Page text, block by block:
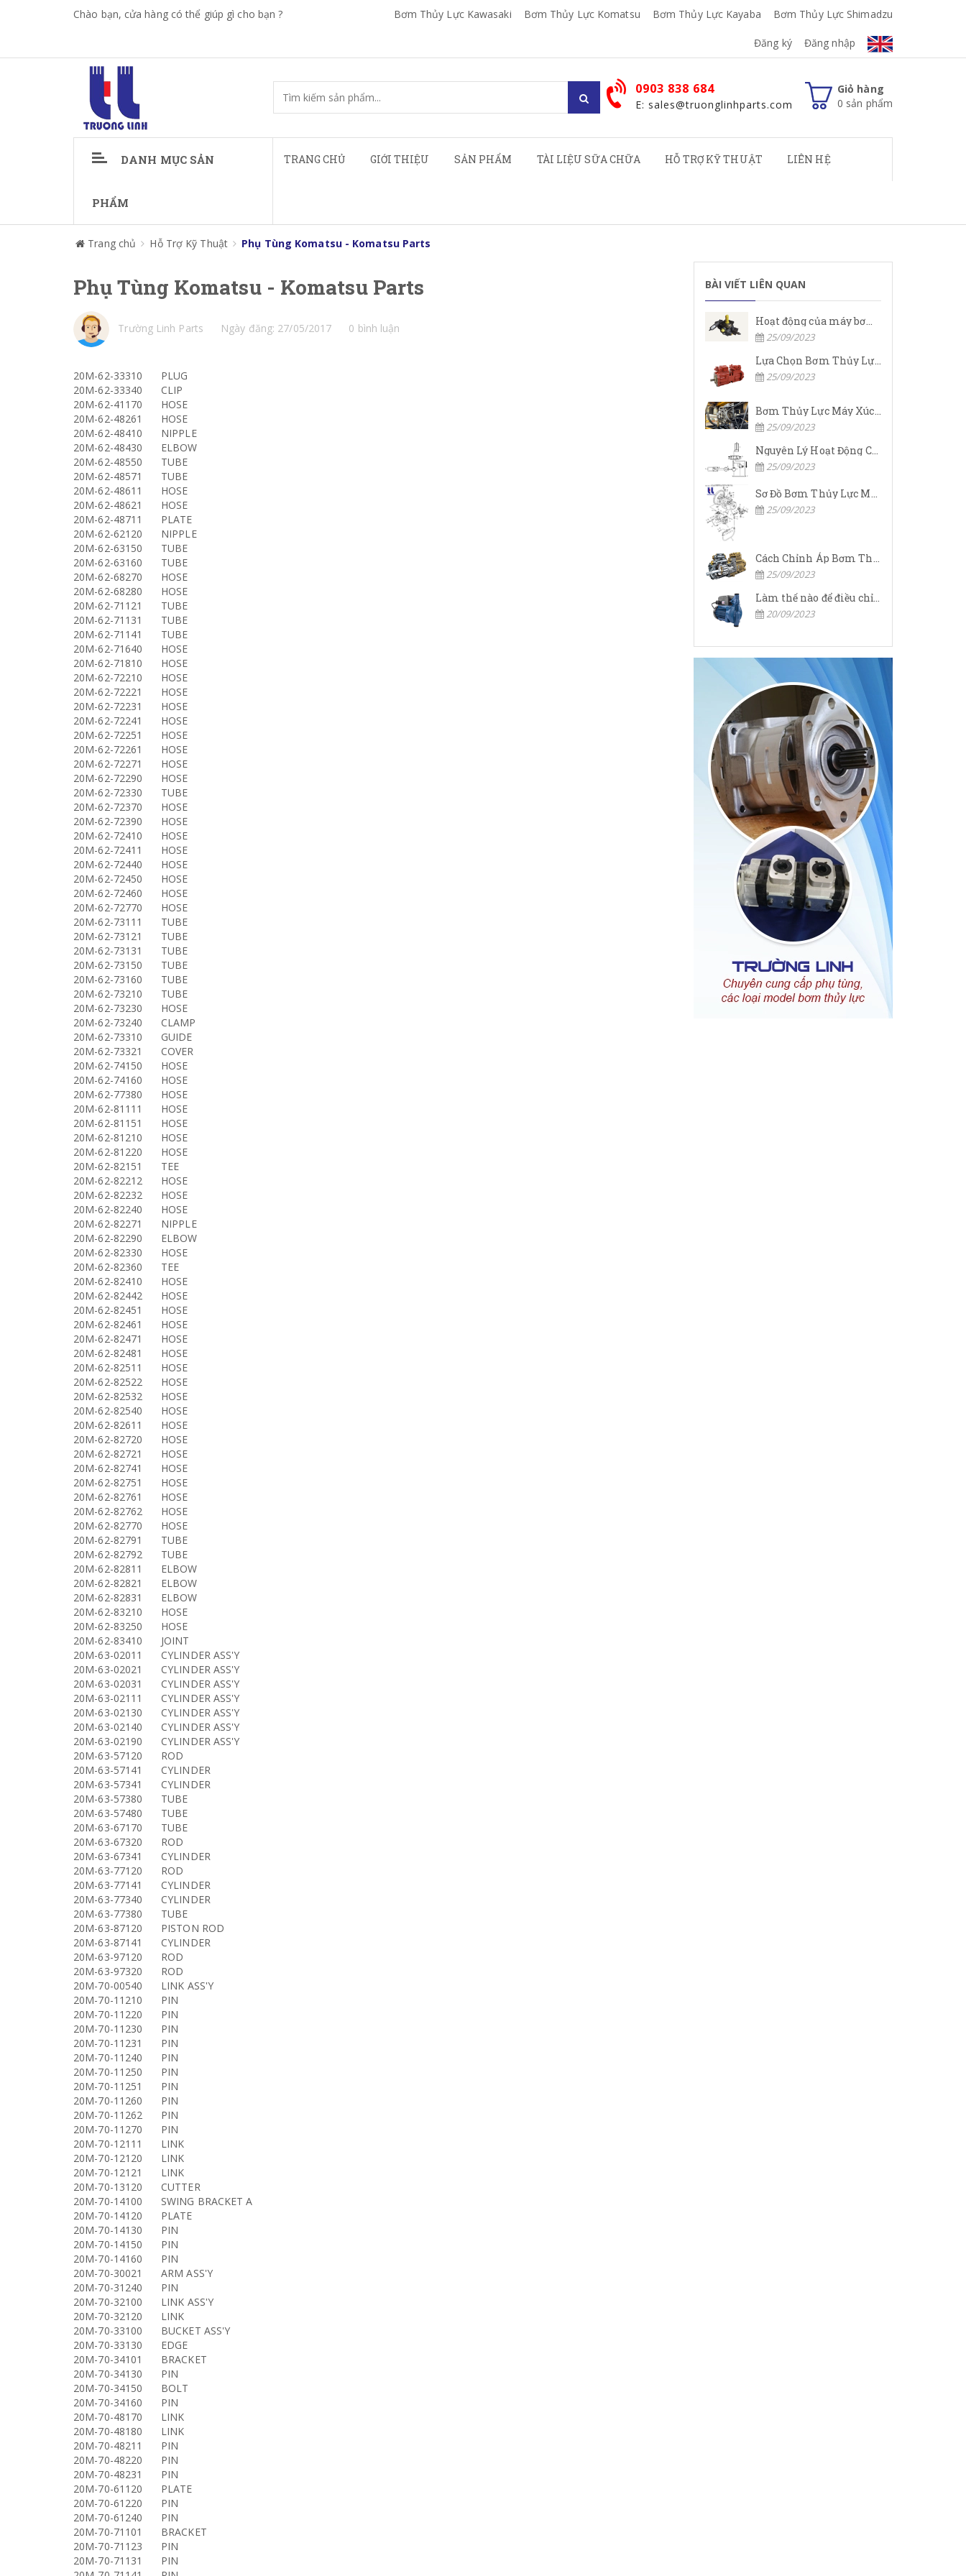
Chào bạn, cửa hàng có thể giúp gì cho bạn ? Bơm Thủy Lực Kawasaki Bơm Thủy Lực Komatsu Bơm Thủy Lực Kayaba Bơm Thủy Lực Shimadzu
Đăng ký Đăng nhập
Giỏ hàng
0 sản phẩm
0903 838 684
E: sales@truonglinhparts.com
DANH MỤC SẢN
PHẨM
TRANG CHỦ GIỚI THIỆU SẢN PHẨM TÀI LIỆU SỮA CHỮA HỖ TRỢ KỸ THUẬT LIÊN HỆ
Trang chủ Hỗ Trợ Kỹ Thuật Phụ Tùng Komatsu - Komatsu Parts
Phụ Tùng Komatsu - Komatsu Parts
Trường Linh Parts Ngày đăng: 27/05/2017 0 bình luận
20M-62-33310
PLUG
20M-62-33340
CLIP
20M-62-41170
HOSE
20M-62-48261
HOSE
20M-62-48410
NIPPLE
20M-62-48430
ELBOW
20M-62-48550
TUBE
20M-62-48571
TUBE
20M-62-48611
HOSE
20M-62-48621
HOSE
20M-62-48711
PLATE
20M-62-62120
NIPPLE
20M-62-63150
TUBE
20M-62-63160
TUBE
20M-62-68270
HOSE
20M-62-68280
HOSE
20M-62-71121
TUBE
20M-62-71131
TUBE
20M-62-71141
TUBE
20M-62-71640
HOSE
20M-62-71810
HOSE
20M-62-72210
HOSE
20M-62-72221
HOSE
20M-62-72231
HOSE
20M-62-72241
HOSE
20M-62-72251
HOSE
20M-62-72261
HOSE
20M-62-72271
HOSE
20M-62-72290
HOSE
20M-62-72330
TUBE
20M-62-72370
HOSE
20M-62-72390
HOSE
20M-62-72410
HOSE
20M-62-72411
HOSE
20M-62-72440
HOSE
20M-62-72450
HOSE
20M-62-72460
HOSE
20M-62-72770
HOSE
20M-62-73111
TUBE
20M-62-73121
TUBE
20M-62-73131
TUBE
20M-62-73150
TUBE
20M-62-73160
TUBE
20M-62-73210
TUBE
20M-62-73230
HOSE
20M-62-73240
CLAMP
20M-62-73310
GUIDE
20M-62-73321
COVER
20M-62-74150
HOSE
20M-62-74160
HOSE
20M-62-77380
HOSE
20M-62-81111
HOSE
20M-62-81151
HOSE
20M-62-81210
HOSE
20M-62-81220
HOSE
20M-62-82151
TEE
20M-62-82212
HOSE
20M-62-82232
HOSE
20M-62-82240
HOSE
20M-62-82271
NIPPLE
20M-62-82290
ELBOW
20M-62-82330
HOSE
20M-62-82360
TEE
20M-62-82410
HOSE
20M-62-82442
HOSE
20M-62-82451
HOSE
20M-62-82461
HOSE
20M-62-82471
HOSE
20M-62-82481
HOSE
20M-62-82511
HOSE
20M-62-82522
HOSE
20M-62-82532
HOSE
20M-62-82540
HOSE
20M-62-82611
HOSE
20M-62-82720
HOSE
20M-62-82721
HOSE
20M-62-82741
HOSE
20M-62-82751
HOSE
20M-62-82761
HOSE
20M-62-82762
HOSE
20M-62-82770
HOSE
20M-62-82791
TUBE
20M-62-82792
TUBE
20M-62-82811
ELBOW
20M-62-82821
ELBOW
20M-62-82831
ELBOW
20M-62-83210
HOSE
20M-62-83250
HOSE
20M-62-83410
JOINT
20M-63-02011
CYLINDER ASS'Y
20M-63-02021
CYLINDER ASS'Y
20M-63-02031
CYLINDER ASS'Y
20M-63-02111
CYLINDER ASS'Y
20M-63-02130
CYLINDER ASS'Y
20M-63-02140
CYLINDER ASS'Y
20M-63-02190
CYLINDER ASS'Y
20M-63-57120
ROD
20M-63-57141
CYLINDER
20M-63-57341
CYLINDER
20M-63-57380
TUBE
20M-63-57480
TUBE
20M-63-67170
TUBE
20M-63-67320
ROD
20M-63-67341
CYLINDER
20M-63-77120
ROD
20M-63-77141
CYLINDER
20M-63-77340
CYLINDER
20M-63-77380
TUBE
20M-63-87120
PISTON ROD
20M-63-87141
CYLINDER
20M-63-97120
ROD
20M-63-97320
ROD
20M-70-00540
LINK ASS'Y
20M-70-11210
PIN
20M-70-11220
PIN
20M-70-11230
PIN
20M-70-11231
PIN
20M-70-11240
PIN
20M-70-11250
PIN
20M-70-11251
PIN
20M-70-11260
PIN
20M-70-11262
PIN
20M-70-11270
PIN
20M-70-12111
LINK
20M-70-12120
LINK
20M-70-12121
LINK
20M-70-13120
CUTTER
20M-70-14100
SWING BRACKET A
20M-70-14120
PLATE
20M-70-14130
PIN
20M-70-14150
PIN
20M-70-14160
PIN
20M-70-30021
ARM ASS'Y
20M-70-31240
PIN
20M-70-32100
LINK ASS'Y
20M-70-32120
LINK
20M-70-33100
BUCKET ASS'Y
20M-70-33130
EDGE
20M-70-34101
BRACKET
20M-70-34130
PIN
20M-70-34150
BOLT
20M-70-34160
PIN
20M-70-48170
LINK
20M-70-48180
LINK
20M-70-48211
PIN
20M-70-48220
PIN
20M-70-48231
PIN
20M-70-61120
PLATE
20M-70-61220
PIN
20M-70-61240
PIN
20M-70-71101
BRACKET
20M-70-71123
PIN
20M-70-71131
PIN
BÀI VIẾT LIÊN QUAN
Hoạt động của máy bơm cánh gạt Rexroth
25/09/2023
Lựa Chọn Bơm Thủy Lực Komatsu Đúng
25/09/2023
Bơm Thủy Lực Máy Xúc Komatsu Bị Hỏng: Nguyên Nhân Và Cách Khắc Phục
25/09/2023
Nguyên Lý Hoạt Động Của Bơm Thủy Lực Komatsu
25/09/2023
25/09/2023
25/09/2023
Làm thế nào để điều chỉnh áp suất đầu ra của bơm thủy lực?
20/09/2023